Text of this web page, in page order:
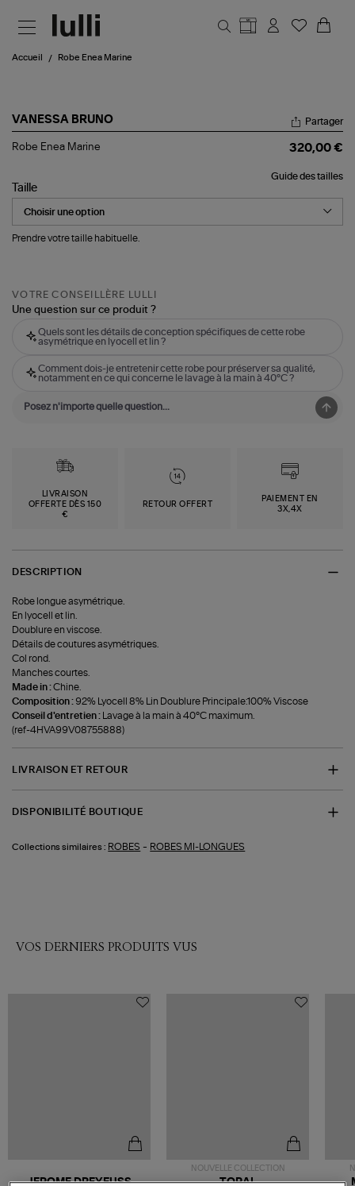
Accueil Robe Enea Marine
VANESSA BRUNO
Robe
Partager
Robe Enea Marine 320,00 €
Guide des tailles
Taille
Prendre votre taille habituelle.
VOTRE CONSEILLÈRE LULLI
Une question sur ce produit ?
Quels sont les détails de conception spécifiques de cette robe
asymétrique en lyocell et lin ?
Comment dois-je entretenir cette robe pour préserver sa qualité,
notamment en ce qui concerne le lavage à la main à 40°C ?
LIVRAISON
OFFERTE DÈS 150
€
RETOUR OFFERT
PAIEMENT EN
3X,4X
DESCRIPTION
Robe longue asymétrique.
En lyocell et lin.
Doublure en viscose.
Détails de coutures asymétriques.
Col rond.
Manches courtes.
Made in :Chine.
Composition : 92% Lyocell 8% Lin Doublure Principale:100% Viscose
Conseil d'entretien :
Lavage à la main à 40°C maximum.
(ref-4HVA99V08755888)
LIVRAISON ET RETOUR
DISPONIBILITÉ BOUTIQUE
Collections similaires : ROBES - ROBES MI-LONGUES
VOS DERNIERS PRODUITS VUS
JEROME DREYFUSS
NOUVELLE COLLECTION
TORAL